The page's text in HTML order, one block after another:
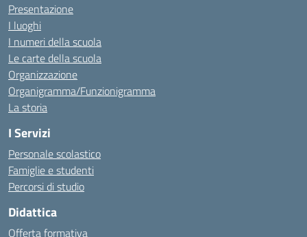
Presentazione
I luoghi
I numeri della scuola
Le carte della scuola
Organizzazione
Organigramma/Funzionigramma
La storia
I Servizi
Personale scolastico
Famiglie e studenti
Percorsi di studio
Didattica
Offerta formativa